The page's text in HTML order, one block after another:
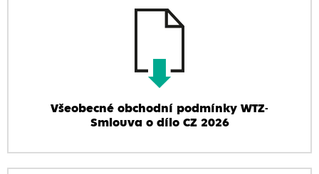
Všeobecné obchodní podmínky WTZ-
Smlouva o dílo CZ 2026